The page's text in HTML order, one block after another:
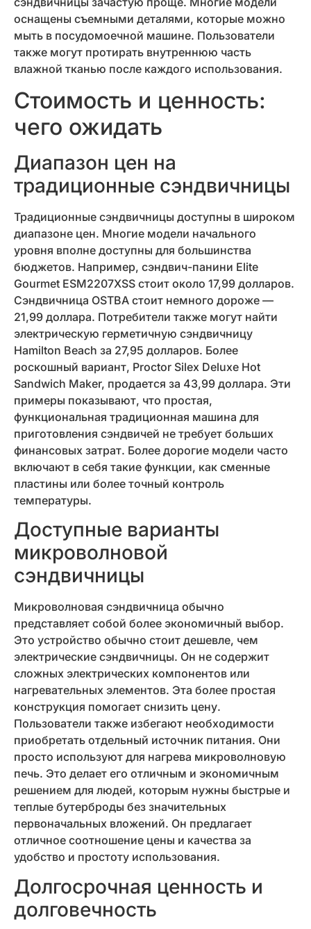
оснащены съемными деталями, которые можно
мыть в посудомоечной машине. Пользователи
также могут протирать внутреннюю часть
влажной тканью после каждого использования.
Стоимость и ценность:
чего ожидать
Диапазон цен на
традиционные сэндвичницы
Традиционные сэндвичницы доступны в широком
диапазоне цен. Многие модели начального
уровня вполне доступны для большинства
бюджетов. Например, сэндвич-панини Elite
Gourmet ESM2207XSS стоит около 17,99 долларов.
Сэндвичница OSTBA стоит немного дороже —
21,99 доллара. Потребители также могут найти
электрическую герметичную сэндвичницу
Hamilton Beach за 27,95 долларов. Более
роскошный вариант, Proctor Silex Deluxe Hot
Sandwich Maker, продается за 43,99 доллара. Эти
примеры показывают, что простая,
функциональная традиционная машина для
приготовления сэндвичей не требует больших
финансовых затрат. Более дорогие модели часто
включают в себя такие функции, как сменные
пластины или более точный контроль
температуры.
Доступные варианты
микроволновой
сэндвичницы
Микроволновая сэндвичница обычно
представляет собой более экономичный выбор.
Это устройство обычно стоит дешевле, чем
электрические сэндвичницы. Он не содержит
сложных электрических компонентов или
нагревательных элементов. Эта более простая
конструкция помогает снизить цену.
Пользователи также избегают необходимости
приобретать отдельный источник питания. Они
просто используют для нагрева микроволновую
печь. Это делает его отличным и экономичным
решением для людей, которым нужны быстрые и
теплые бутерброды без значительных
первоначальных вложений. Он предлагает
отличное соотношение цены и качества за
удобство и простоту использования.
Долгосрочная ценность и
долговечность